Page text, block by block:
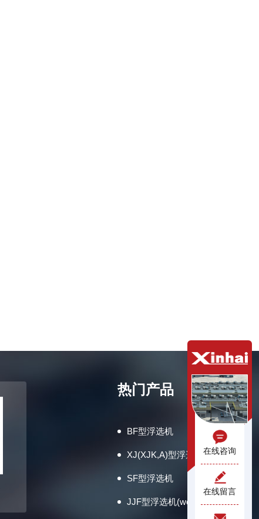
热门产品
BF型浮选机
XJ(XJK,A)型浮选机
SF型浮选机
JJF型浮选机(wemco型)
在线咨询
在线留言